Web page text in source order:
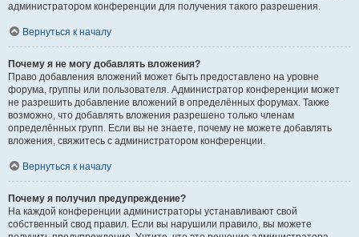
администратором конференции для получения такого разрешения.
Вернуться к началу
Почему я не могу добавлять вложения?
Право добавления вложений может быть предоставлено на уровне
форума, группы или пользователя. Администратор конференции может
не разрешить добавление вложений в определённых форумах. Также
возможно, что добавлять вложения разрешено только членам
определённых групп. Если вы не знаете, почему не можете добавлять
вложения, свяжитесь с администратором конференции.
Вернуться к началу
Почему я получил предупреждение?
На каждой конференции администраторы устанавливают свой
собственный свод правил. Если вы нарушили правило, вы можете